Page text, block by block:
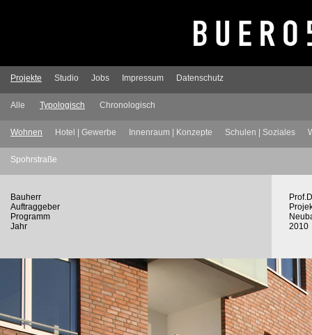
Projekte Studio Jobs Impressum Datenschutz
Alle Typologisch Chronologisch
Wohnen Hotel | Gewerbe Innenraum | Konzepte Schulen | Soziales
Spohrstraße
Bauherr
Auftraggeber
Programm
Jahr
2010